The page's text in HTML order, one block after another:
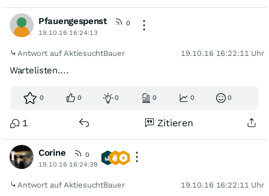
Pfauengespenst
0
19.10.16 16:24:13
Antwort auf AktiesuchtBauer 19.10.16 16:22:11 Uhr
Wartelisten....
0 0 0 0 0 0
1 Zitieren
Corine
0
19.10.16 16:24:39
Antwort auf AktiesuchtBauer 19.10.16 16:22:11 Uhr